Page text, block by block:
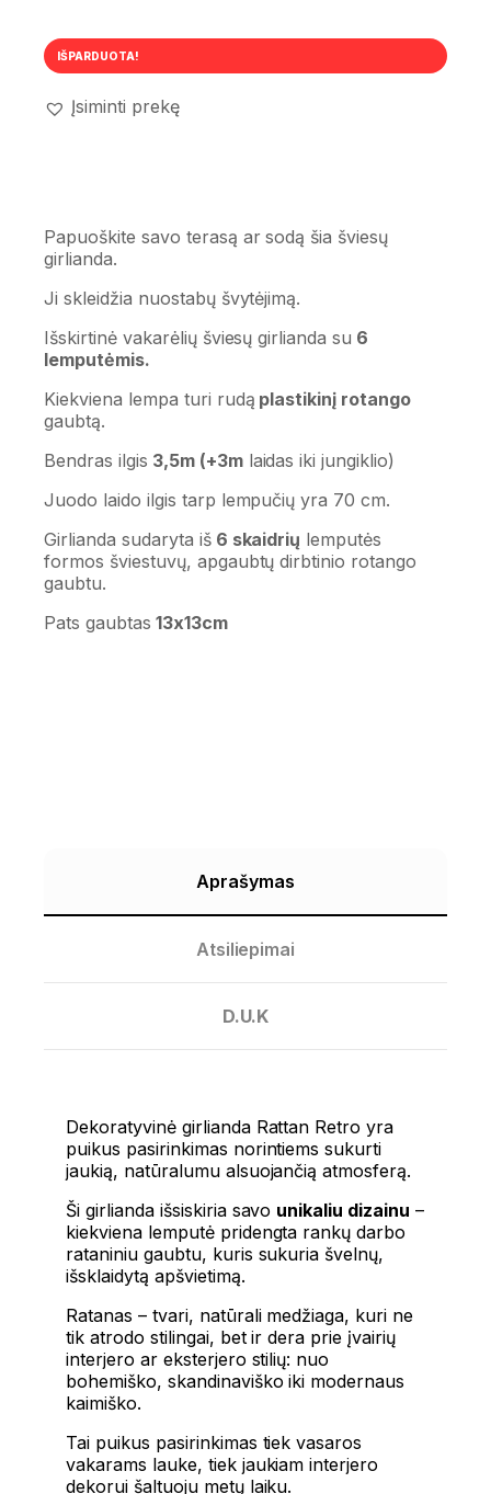
IŠPARDUOTA!
Įsiminti prekę
Papuoškite savo terasą ar sodą šia šviesų
girlianda.
Ji skleidžia nuostabų švytėjimą.
Išskirtinė vakarėlių šviesų girlianda su 6
lemputėmis.
Kiekviena lempa turi rudą plastikinį rotango
gaubtą.
Bendras ilgis 3,5m (+3mlaidas iki jungiklio)
Juodo laido ilgis tarp lempučių yra 70 cm.
Girlianda sudaryta iš6 skaidrių lemputės
formos šviestuvų, apgaubtų dirbtinio rotango
gaubtu.
Pats gaubtas 13x13cm
Aprašymas
Atsiliepimai
D.U.K
Dekoratyvinė girlianda Rattan Retro yra
puikus pasirinkimas norintiems sukurti
jaukią, natūralumu alsuojančią atmosferą.
Ši girlianda išsiskiria savo unikaliu dizainu –
kiekviena lemputė pridengta rankų darbo
rataniniu gaubtu, kuris sukuria švelnų,
išsklaidytą apšvietimą.
Ratanas – tvari, natūrali medžiaga, kuri ne
tik atrodo stilingai, bet ir dera prie įvairių
interjero ar eksterjero stilių: nuo
bohemiško, skandinaviško iki modernaus
kaimiško.
Tai puikus pasirinkimas tiek vasaros
vakarams lauke, tiek jaukiam interjero
dekorui šaltuoju metų laiku.